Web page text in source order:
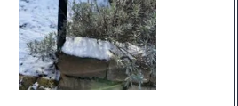
dieser Checkbox stimmst
zu.